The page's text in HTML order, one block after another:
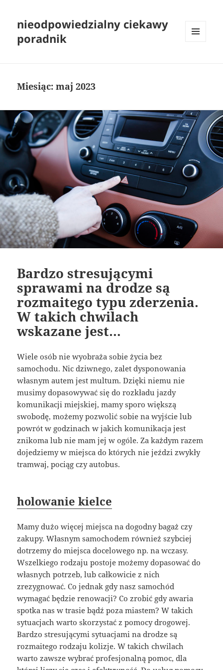
nieodpowiedzialny ciekawy
poradnik
Miesiąc:maj 2023
Bardzo stresującymi
sprawami na drodze są
rozmaitego typu zderzenia.
W takich chwilach
wskazane jest…
Wiele osób nie wyobraża sobie życia bez
samochodu. Nic dziwnego, zalet dysponowania
własnym autem jest multum. Dzięki niemu nie
musimy dopasowywać się do rozkładu jazdy
komunikacji miejskiej, mamy sporo większą
swobodę, możemy pozwolić sobie na wyjście lub
powrót w godzinach w jakich komunikacja jest
znikoma lub nie mam jej w ogóle. Za każdym razem
dojedziemy w miejsca do których nie jeździ zwykły
tramwaj, pociąg czy autobus.
holowanie kielce
Mamy dużo więcej miejsca na dogodny bagaż czy
zakupy. Własnym samochodem również szybciej
dotrzemy do miejsca docelowego np. na wczasy.
Wszelkiego rodzaju postoje możemy dopasować do
własnych potrzeb, lub całkowicie z nich
zrezygnować. Co jednak gdy nasz samochód
wymagać będzie renowacji? Co zrobić gdy awaria
spotka nas w trasie bądź poza miastem? W takich
sytuacjach warto skorzystać z pomocy drogowej.
Bardzo stresującymi sytuacjami na drodze są
rozmaitego rodzaju kolizje. W takich chwilach
warto zawsze wybrać profesjonalną pomoc, dla